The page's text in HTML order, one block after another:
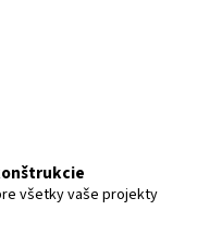
všetky vaše projekty